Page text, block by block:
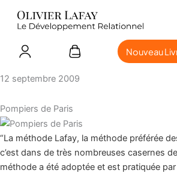
Nouveau
12 septembre 2009
Pompiers de Paris
“La méthode Lafay, la méthode préférée
c’est dans de très nombreuses casernes
méthode a été adoptée et est pratiquée